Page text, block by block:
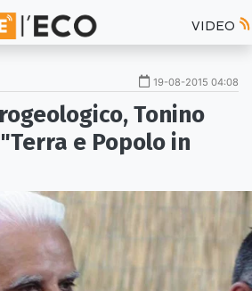
VIDEO
19-08-2015 04:08
Tonino
e Popolo in